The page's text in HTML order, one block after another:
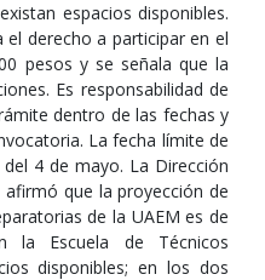
espacios disponibles.
derecho a participar en el
pesos y se señala que la
Es responsabilidad de
dentro de las fechas y
La fecha límite de
4 de mayo. La Dirección
afirmó que la proyección de
de la UAEM es de
la Escuela de Técnicos
disponibles; en los dos